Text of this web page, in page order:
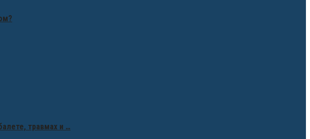
травмах и …